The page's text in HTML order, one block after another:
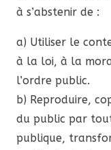
à s’abstenir de :
a) Utiliser le
à la loi, à la
l’ordre public.
b) Reproduire,
du public par
publique,